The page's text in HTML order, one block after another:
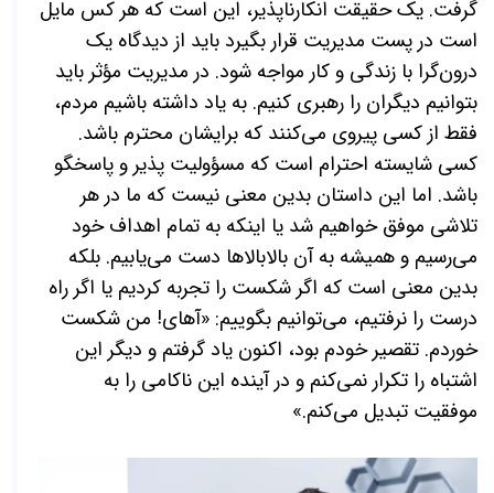
گرفت. یک حقیقت انکارناپذیر، این است که هر کس مایل
است در پست مدیریت قرار بگیرد باید از دیدگاه یک
درون‌گرا با زندگی و کار مواجه شود. در مدیریت مؤثر باید
بتوانیم دیگران را رهبری کنیم. به یاد داشته باشیم مردم،
فقط از کسی پیروی می‌کنند که برایشان محترم باشد.
کسی شایسته احترام است که مسؤولیت پذیر و پاسخگو
باشد. اما این داستان بدین معنی نیست که ما در هر
تلاشی موفق خواهیم شد یا اینکه به تمام اهداف خود
می‌رسیم و همیشه به آن بالابالاها دست می‌یابیم. بلکه
بدین معنی است که اگر شکست را تجربه کردیم یا اگر راه
درست را نرفتیم، می‌توانیم بگوییم: «آهای! من شکست
خوردم. تقصیر خودم بود، اکنون یاد گرفتم و دیگر این
اشتباه را تکرار نمی‌کنم و در آینده این ناکامی را به
موفقیت تبدیل می‌کنم.»